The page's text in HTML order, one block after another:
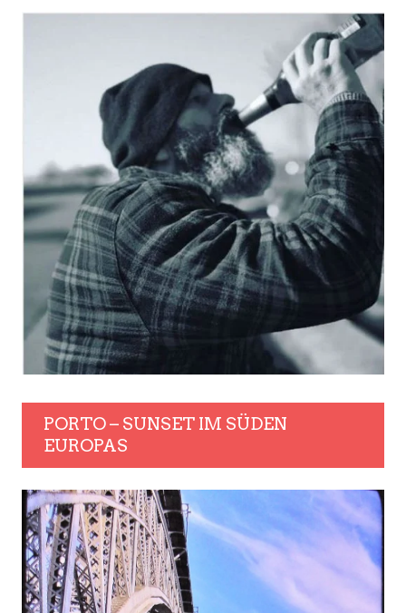
PORTO – SUNSET IM SÜDEN
EUROPAS